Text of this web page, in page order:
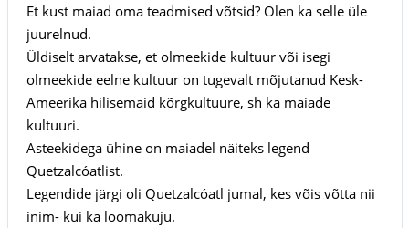
Et kust maiad oma teadmised võtsid? Olen ka selle üle
juurelnud.
Üldiselt arvatakse, et olmeekide kultuur või isegi
olmeekide eelne kultuur on tugevalt mõjutanud Kesk-
Ameerika hilisemaid kõrgkultuure, sh ka maiade
kultuuri.
Asteekidega ühine on maiadel näiteks legend
Quetzalcóatlist.
Legendide järgi oli Quetzalcóatl jumal, kes võis võtta nii
inim- kui ka loomakuju.